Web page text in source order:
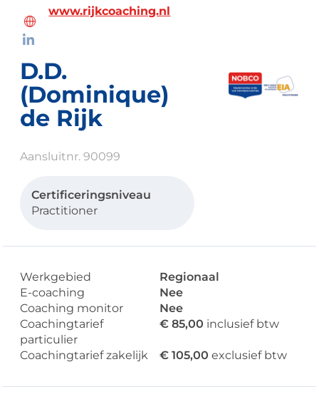
www.rijkcoaching.nl
D.D.
(Dominique)
de Rijk
Aansluitnr. 90099
Certificeringsniveau
Practitioner
Werkgebied
Regionaal
E-coaching
Nee
Coaching monitor
Nee
Coachingtarief
particulier
€ 85,00 inclusief btw
Coachingtarief zakelijk € 105,00 exclusief btw